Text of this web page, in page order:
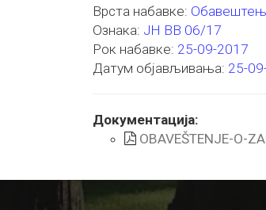
Врста набавке:
Ознака: ЈН ВВ 06/17
Рок набавке: 25-09-2017
Датум објављивања: 25-
Документација:
OBAVEŠTENJE-O-